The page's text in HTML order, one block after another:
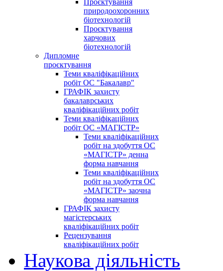
Проєктування
природоохоронних
біотехнологій
Проєктування
харчових
біотехнологій
Дипломне
проєктування
Теми кваліфікаційних
робіт ОС "Бакалавр"
ГРАФІК захисту
бакалаврських
кваліфікаційних робіт
Теми кваліфікаційних
робіт ОС «МАГІСТР»
Теми кваліфікаційних
робіт на здобуття ОС
«МАГІСТР» денна
форма навчання
Теми кваліфікаційних
робіт на здобуття ОС
«МАГІСТР» заочна
форма навчання
ГРАФІК захисту
магістерських
кваліфікаційних робіт
Рецензування
кваліфікаційних робіт
Наукова діяльність